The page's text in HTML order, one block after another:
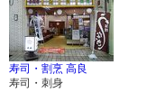
寿司・割烹 高良
寿司・刺身